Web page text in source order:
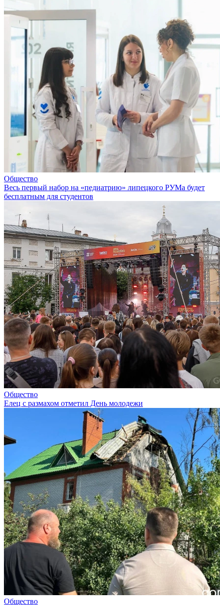
Общество
Весь первый набор на «педиатрию» липецкого РУМа будет
бесплатным для студентов
Общество
Елец с размахом отметил День молодежи
Общество